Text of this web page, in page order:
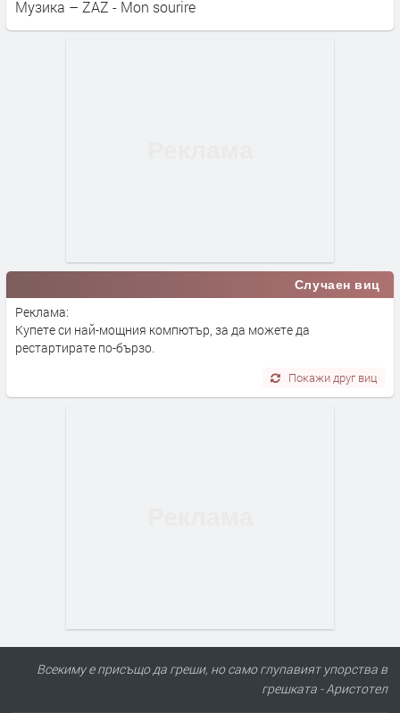
Музика – ZAZ - Mon sourire
Случаен виц
Реклама:
Купете си най-мощния компютър, за да можете да
рестартирате по-бързо.
Покажи друг виц
Всекиму е присъщо да греши, но само глупавият упорства в
грешката - Аристотел